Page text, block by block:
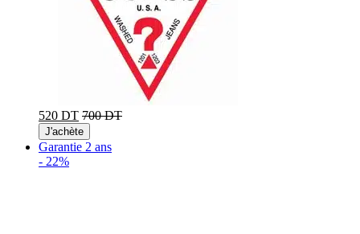
520 DT 700 DT
J'achète
Garantie 2 ans
- 22%